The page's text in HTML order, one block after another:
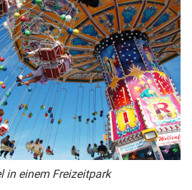
in einem Freizeitpark